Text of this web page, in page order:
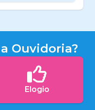
Ouvidoria?
Elogio